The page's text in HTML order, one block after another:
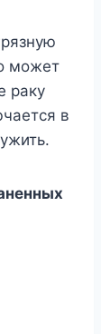
мoжeт
раку
в